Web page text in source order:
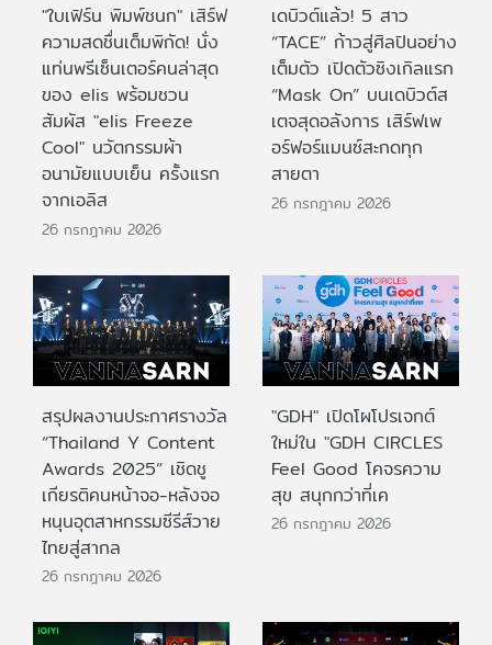
"ใบเฟิร์น พิมพ์ชนก" เสิร์ฟ
ความสดชื่นเต็มพิกัด! นั่ง
แท่นพรีเซ็นเตอร์คนล่าสุด
ของ elis พร้อมชวน
สัมผัส "elis Freeze
Cool" นวัตกรรมผ้า
อนามัยแบบเย็น ครั้งแรก
จากเอลิส
26 กรกฎาคม 2026
เดบิวต์แล้ว! 5 สาว
“TACE” ก้าวสู่ศิลปินอย่าง
เต็มตัว เปิดตัวซิงเกิลแรก
“Mask On” บนเดบิวต์ส
เตจสุดอลังการ เสิร์ฟเพ
อร์ฟอร์แมนซ์สะกดทุก
สายตา
26 กรกฎาคม 2026
สรุปผลงานประกาศรางวัล
“Thailand Y Content
Awards 2025” เชิดชู
เกียรติคนหน้าจอ-หลังจอ
หนุนอุตสาหกรรมซีรีส์วาย
ไทยสู่สากล
26 กรกฎาคม 2026
"GDH" เปิดโผโปรเจกต์
ใหม่ใน "GDH CIRCLES
Feel Good โคจรความ
สุข สนุกกว่าที่เค
26 กรกฎาคม 2026